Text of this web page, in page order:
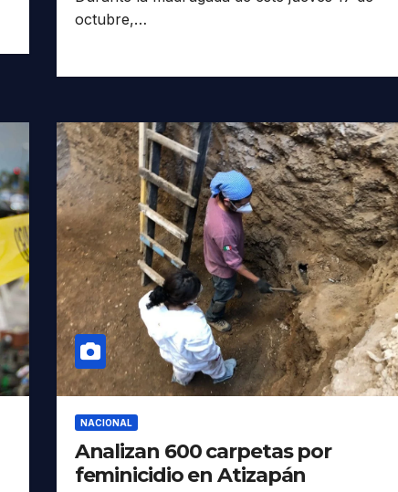
octubre,…
NACIONAL
Analizan 600 carpetas por
feminicidio en Atizapán